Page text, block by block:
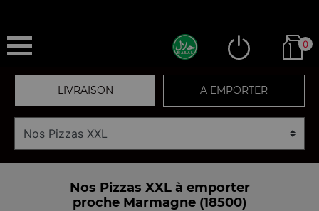
0
LIVRAISON A EMPORTER
Nos Pizzas XXL à emporter
proche Marmagne (18500)